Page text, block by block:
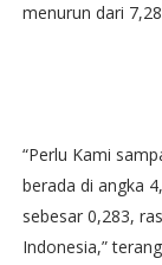
menurun dari
“Perlu Kami
berada di angka
sebesar 0,283,
Indonesia,”